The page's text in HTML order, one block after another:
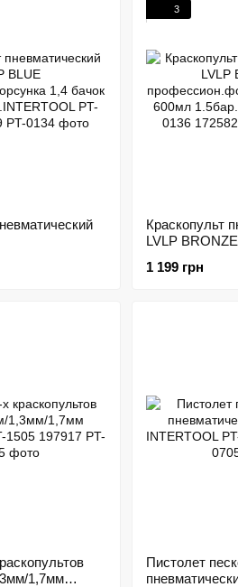
3
Краскопульт
LVLP BRONZE
бачок 600мл
1 199 грн
1,7мм
Пистолет